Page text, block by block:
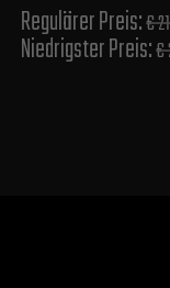
Regulärer Preis:€
Niedrigster Preis:€